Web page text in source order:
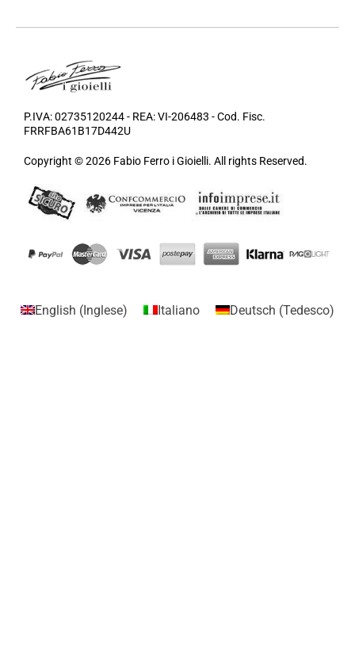
P.IVA: 02735120244 - REA: VI-206483 - Cod. Fisc.
FRRFBA61B17D442U
Copyright © 2026 Fabio Ferro i Gioielli. All rights Reserved.
English (Inglese) Italiano Deutsch (Tedesco)